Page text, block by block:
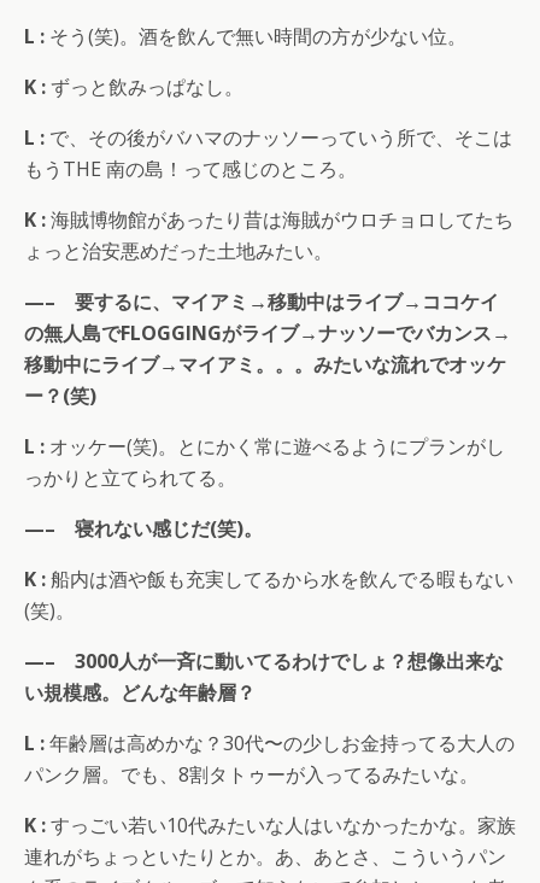
L : そう(笑)。酒を飲んで無い時間の方が少ない位。
K :ずっと飲みっぱなし。
L : で、その後がバハマのナッソーっていう所で、そこは
もうTHE 南の島！って感じのところ。
K :海賊博物館があったり昔は海賊がウロチョロしてたち
ょっと治安悪めだった土地みたい。
—– 要するに、マイアミ→移動中はライブ→ココケイ
の無人島でFLOGGINGがライブ→ナッソーでバカンス→
移動中にライブ→マイアミ。。。みたいな流れでオッケ
ー？(笑)
L : オッケー(笑)。とにかく常に遊べるようにプランがし
っかりと立てられてる。
—– 寝れない感じだ(笑)。
K :船内は酒や飯も充実してるから水を飲んでる暇もない
(笑)。
—– 3000人が一斉に動いてるわけでしょ？想像出来な
い規模感。どんな年齢層？
L :年齢層は高めかな？30代〜の少しお金持ってる大人の
パンク層。でも、8割タトゥーが入ってるみたいな。
K :すっごい若い10代みたいな人はいなかったかな。家族
連れがちょっといたりとか。あ、あとさ、こういうパン